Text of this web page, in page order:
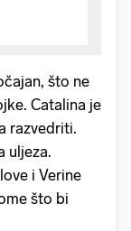
što ne
Catalina je
razvedriti.
uljeza.
i Verine
što bi